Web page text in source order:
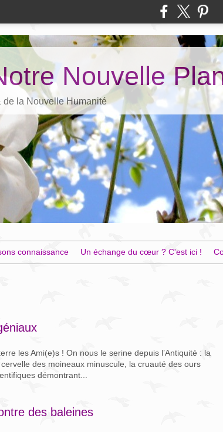
Nouvelle
de la Nouvelle Humanité
connaissance Un échange du cœur ? C'est ici !
les Ami(e)s ! On nous le serine depuis l’Antiquité : la
des moineaux minuscule, la cruauté des ours
démontrant...
des baleines